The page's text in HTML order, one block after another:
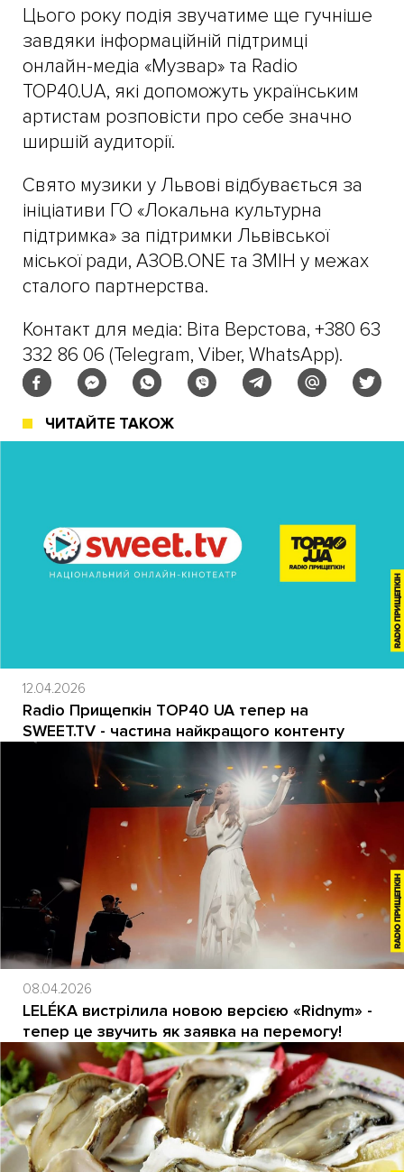
Цього року подія звучатиме ще гучніше
завдяки інформаційній підтримці
онлайн-медіа «Музвар» та Radio
TOP40.UA, які допоможуть українським
артистам розповісти про себе значно
ширшій аудиторії.
Свято музики у Львові відбувається за
ініціативи ГО «Локальна культурна
підтримка» за підтримки Львівської
міської ради, АЗОВ.ONE та ЗМІН у межах
сталого партнерства.
Контакт для медіа: Віта Верстова, +380 63
332 86 06 (Telegram, Viber, WhatsApp).
ЧИТАЙТЕ ТАКОЖ
12.04.2026
Radio Прищепкін TOP40 UA тепер на
SWEET.TV - частина найкращого контенту
08.04.2026
LELÉKA вистрілила новою версією «Ridnym» -
тепер це звучить як заявка на перемогу!